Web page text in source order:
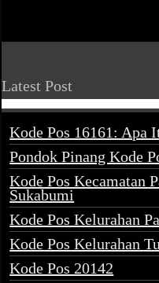
Latest Post
Kode Pos 16161: Apa
Pondok Pinang Kode
Kode Pos Kecamatan
Sukabumi
Kode Pos Kelurahan
Kode Pos Kelurahan
Kode Pos 20142